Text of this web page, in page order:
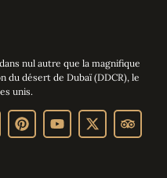
nul autre que la magnifique
du désert de Dubaï (DDCR), le
unis.